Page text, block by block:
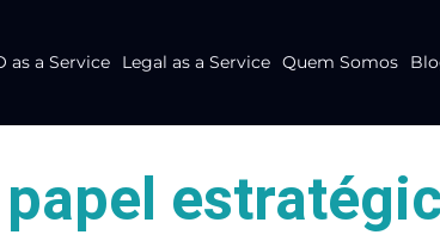
as a Service Legal as a Service Quem Somos